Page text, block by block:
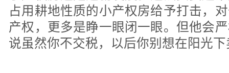
占用耕地性质的小产权房给予打击，
产权，更多是睁一眼闭一眼。但他会
说虽然你不交税，以后你别想在阳光下